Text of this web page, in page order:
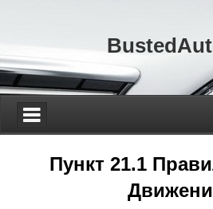
Пункт 21.1